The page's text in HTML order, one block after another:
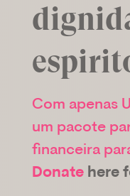
Com apenas
um pacote
financeira
Donatehere